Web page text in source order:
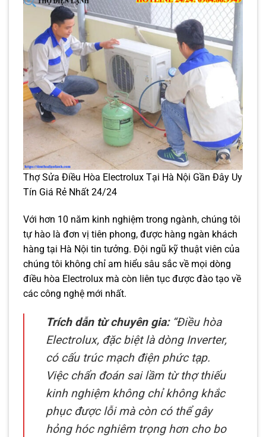
Thợ Sửa Điều Hòa Electrolux Tại Hà Nội Gần Đây Uy
Tín Giá Rẻ Nhất 24/24
Với hơn 10 năm kinh nghiệm trong ngành, chúng tôi
tự hào là đơn vị tiên phong, được hàng ngàn khách
hàng tại Hà Nội tin tưởng. Đội ngũ kỹ thuật viên của
chúng tôi không chỉ am hiểu sâu sắc về mọi dòng
điều hòa Electrolux mà còn liên tục được đào tạo về
các công nghệ mới nhất.
Trích dẫn từ chuyên gia:“Điều hòa
Electrolux, đặc biệt là dòng Inverter,
có cấu trúc mạch điện phức tạp.
Việc chẩn đoán sai lầm từ thợ thiếu
kinh nghiệm không chỉ không khắc
phục được lỗi mà còn có thể gây
hỏng hóc nghiêm trọng hơn cho bo